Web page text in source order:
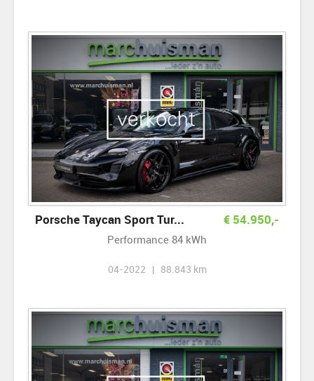
Porsche Taycan Sport Tur... € 54.950,-
Performance 84 kWh
04-2022 | 88.843 km